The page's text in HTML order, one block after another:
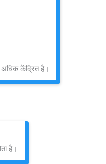
अधिक केंद्रित है।
है।